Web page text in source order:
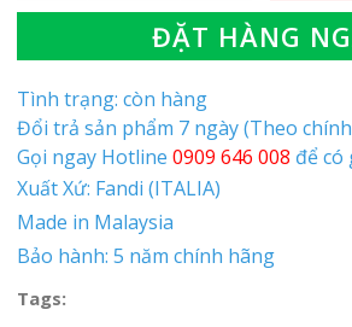
ĐẶT HÀNG
Tình trạng: còn hàng
Đổi trả sản phẩm 7 ngày (Theo
Gọi ngay Hotline 0909 646 008 để
Xuất Xứ: Fandi (ITALIA)
Made in Malaysia
Bảo hành: 5 năm chính hãng
Tags: